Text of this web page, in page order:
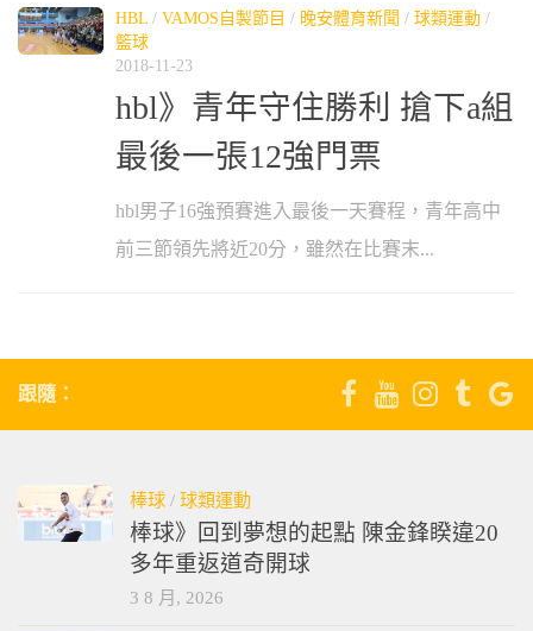
HBL / VAMOS自製節目 / 晚安體育新聞 / 球類運動 /
籃球
2018-11-23
hbl》青年守住勝利 搶下a組
最後一張12強門票
hbl男子16強預賽進入最後一天賽程，青年高中
前三節領先將近20分，雖然在比賽末...
跟隨：
棒球 / 球類運動
棒球》回到夢想的起點 陳金鋒睽違20
多年重返道奇開球
3 8 月, 2026